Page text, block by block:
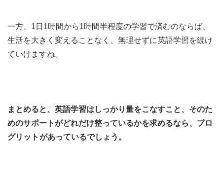
一方、1日1時間から1時間半程度の学習で済むのならば、
生活を大きく変えることなく、無理せずに英語学習を続け
ていけますね。
まとめると、英語学習はしっかり量をこなすこと、そのた
めのサポートがどれだけ整っているかを求めるなら、プロ
グリット があっているでしょう。